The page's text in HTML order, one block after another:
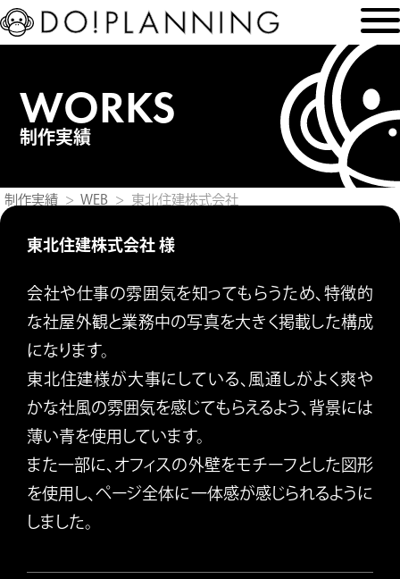
WORKS
制作実績
制作実績 WEB 東北住建株式会社
東北住建株式会社 様
会社や仕事の雰囲気を知ってもらうため、特徴的
な社屋外観と業務中の写真を大きく掲載した構成
になります。
東北住建様が大事にしている、風通しがよく爽や
かな社風の雰囲気を感じてもらえるよう、背景には
薄い青を使用しています。
また一部に、オフィスの外壁をモチーフとした図形
を使用し、ページ全体に一体感が感じられるように
しました。